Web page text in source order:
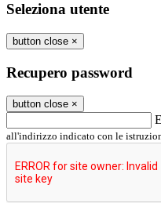
Seleziona utente
button close ×
Recupero password
button close ×
all'indirizzo indicato con le